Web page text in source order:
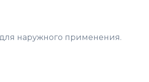
наружного применения.